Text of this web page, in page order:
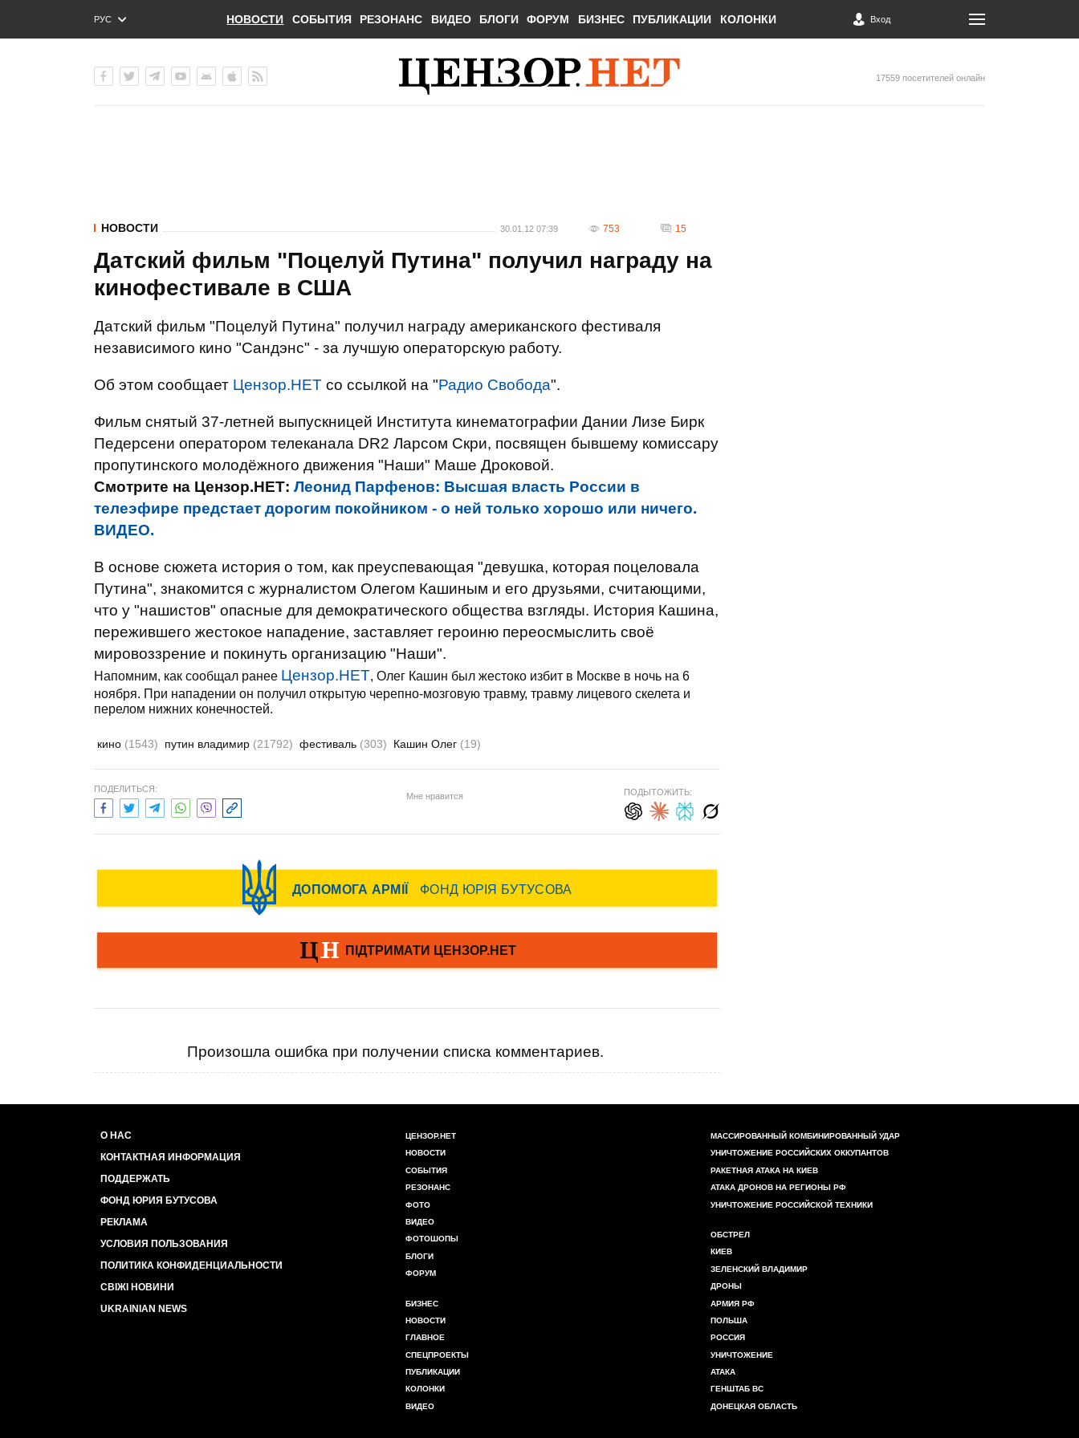
РУС
ENG
НОВОСТИ СОБЫТИЯ РЕЗОНАНС ВИДЕО БЛОГИ ФОРУМ БИЗНЕС ПУБЛИКАЦИИ КОЛОНКИ Вход
17559 посетителей онлайн
НОВОСТИ 30.01.12 07:39 753 15
Датский фильм "Поцелуй Путина" получил награду на
кинофестивале в США
Датский фильм "Поцелуй Путина" получил награду американского фестиваля
независимого кино "Сандэнс" - за лучшую операторскую работу.
Об этом сообщает Цензор.НЕТ со ссылкой на "Радио Свобода".
Фильм снятый 37-летней выпускницей Института кинематографии Дании Лизе Бирк
Педерсени оператором телеканала DR2 Ларсом Скри, посвящен бывшему комиссару
пропутинского молодёжного движения "Наши" Маше Дроковой.
Смотрите на Цензор.НЕТ: Леонид Парфенов: Высшая власть России в
телеэфире предстает дорогим покойником - о ней только хорошо или ничего.
ВИДЕО.
В основе сюжета история о том, как преуспевающая "девушка, которая поцеловала
Путина", знакомится с журналистом Олегом Кашиным и его друзьями, считающими,
что у "нашистов" опасные для демократического общества взгляды. История Кашина,
пережившего жестокое нападение, заставляет героиню переосмыслить своё
мировоззрение и покинуть организацию "Наши".
Напомним, как сообщал ранее Цензор.НЕТ, Олег Кашин был жестоко избит в Москве в ночь на 6
ноября. При нападении он получил открытую черепно-мозговую травму, травму лицевого скелета и
перелом нижних конечностей.
кино (1543) путин владимир (21792) фестиваль (303) Кашин Олег (19)
ПОДЕЛИТЬСЯ:
Мне нравится ПОДЫТОЖИТЬ:
Произошла ошибка при получении списка комментариев.
О НАС
КОНТАКТНАЯ ИНФОРМАЦИЯ
ПОДДЕРЖАТЬ
ФОНД ЮРИЯ БУТУСОВА
РЕКЛАМА
УСЛОВИЯ ПОЛЬЗОВАНИЯ
ПОЛИТИКА КОНФИДЕНЦИАЛЬНОСТИ
СВІЖІ НОВИНИ
UKRAINIAN NEWS
ЦЕНЗОР.НЕТ
НОВОСТИ
СОБЫТИЯ
РЕЗОНАНС
ФОТО
ВИДЕО
ФОТОШОПЫ
БЛОГИ
ФОРУМ
БИЗНЕС
НОВОСТИ
ГЛАВНОЕ
СПЕЦПРОЕКТЫ
ПУБЛИКАЦИИ
КОЛОНКИ
ВИДЕО
МАССИРОВАННЫЙ КОМБИНИРОВАННЫЙ УДАР
УНИЧТОЖЕНИЕ РОССИЙСКИХ ОККУПАНТОВ
РАКЕТНАЯ АТАКА НА КИЕВ
АТАКА ДРОНОВ НА РЕГИОНЫ РФ
УНИЧТОЖЕНИЕ РОССИЙСКОЙ ТЕХНИКИ
ОБСТРЕЛ
КИЕВ
ЗЕЛЕНСКИЙ ВЛАДИМИР
ДРОНЫ
АРМИЯ РФ
ПОЛЬША
РОССИЯ
УНИЧТОЖЕНИЕ
АТАКА
ГЕНШТАБ ВС
ДОНЕЦКАЯ ОБЛАСТЬ